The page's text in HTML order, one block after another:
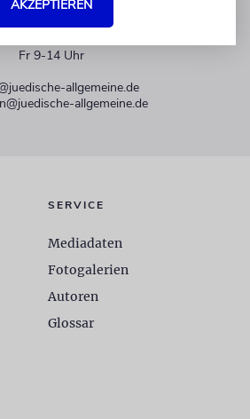
Fr 9-14 Uhr
allgemeine.de
allgemeine.de
SERVICE
Mediadaten
Fotogalerien
Autoren
Glossar
AKZEPTIEREN